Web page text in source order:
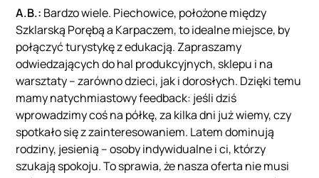
A.B.: Bardzo wiele. Piechowice, położone między
Szklarską Porębą a Karpaczem, to idealne miejsce, by
połączyć turystykę z edukacją. Zapraszamy
odwiedzających do hal produkcyjnych, sklepu i na
warsztaty – zarówno dzieci, jak i dorosłych. Dzięki temu
mamy natychmiastowy feedback: jeśli dziś
wprowadzimy coś na półkę, za kilka dni już wiemy, czy
spotkało się z zainteresowaniem. Latem dominują
rodziny, jesienią – osoby indywidualne i ci, którzy
szukają spokoju. To sprawia, że nasza oferta nie musi